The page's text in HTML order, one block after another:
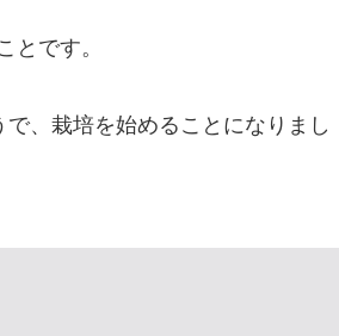
です。
、栽培を始めることになりまし